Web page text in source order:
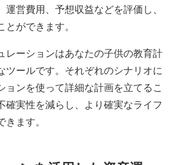
営費用、予想収益などを評価し、
ができます。
レーションはあなたの子供の教育計
ツールです。それぞれのシナリオに
ョンを使って詳細な計画を立てるこ
確実性を減らし、より確実なライフ
ます。